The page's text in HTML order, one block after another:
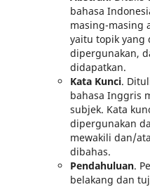
bahasa
masing-masing
yaitu topik yang
dipergunakan,
didapatkan.
Kata Kunci.
bahasa Inggris
subjek. Kata
dipergunakan
mewakili dan/
dibahas.
Pendahuluan.
belakang dan